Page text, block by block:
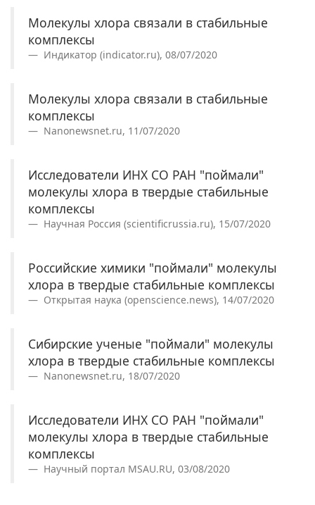
Молекулы хлора связали в стабильные
комплексы
Индикатор (indicator.ru), 08/07/2020
Молекулы хлора связали в стабильные
комплексы
Nanonewsnet.ru, 11/07/2020
Исследователи ИНХ СО РАН "поймали"
молекулы хлора в твердые стабильные
комплексы
Научная Россия (scientificrussia.ru), 15/07/2020
Российские химики "поймали" молекулы
хлора в твердые стабильные комплексы
Открытая наука (openscience.news), 14/07/2020
Сибирские ученые "поймали" молекулы
хлора в твердые стабильные комплексы
Nanonewsnet.ru, 18/07/2020
Исследователи ИНХ СО РАН "поймали"
молекулы хлора в твердые стабильные
комплексы
Научный портал MSAU.RU, 03/08/2020